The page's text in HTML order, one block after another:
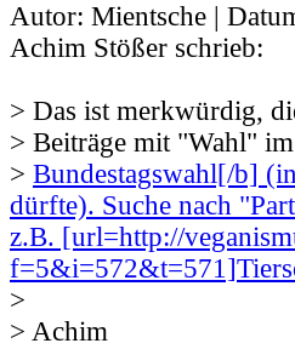
Autor: Mientsche |
Achim Stößer schrieb:
> Das ist merkwürdig,
> Beiträge mit "Wahl"
> Bundestagswahl[/b]
dürfte). Suche nach
z.B. [url=http://
>
> Achim